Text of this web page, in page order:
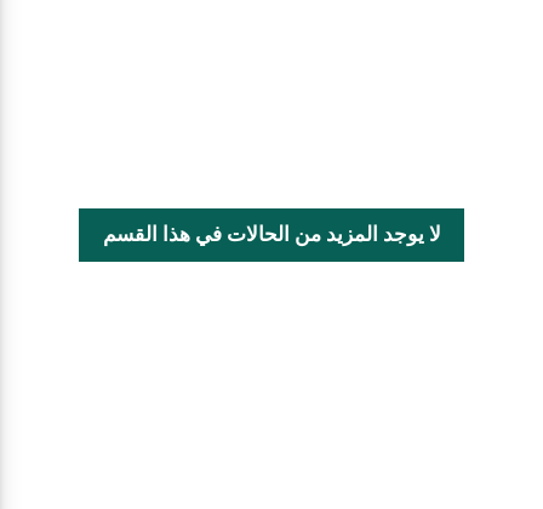
لا يوجد المزيد من الحالات في هذا القسم